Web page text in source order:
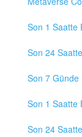
Son 1 Saatte
Son 24
Son 7 Günde
Son 1 Saatte
Son 24